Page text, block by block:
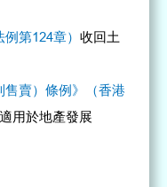
例第124章）收回土
售賣）條例》（香港
用於地產發展